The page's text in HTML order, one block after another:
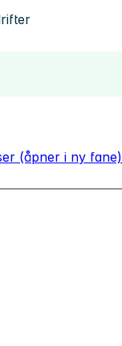
(åpner i ny fane)